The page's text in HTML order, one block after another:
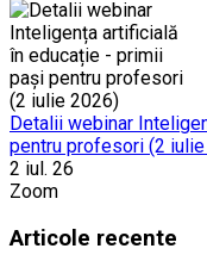
Detalii webinar
pentru profesori (2
2 iul. 26
Zoom
Articole recente